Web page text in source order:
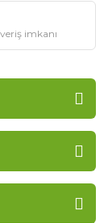
imkanı